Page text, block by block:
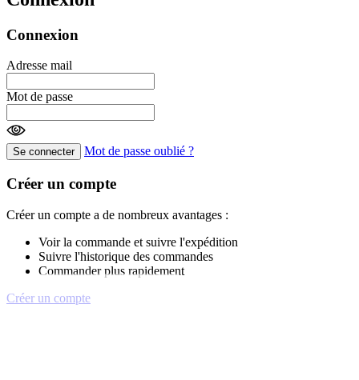
Connexion
Adresse mail
Mot de passe
Se connecter Mot de passe oublié ?
Créer un compte
Créer un compte a de nombreux avantages :
Voir la commande et suivre l'expédition
Suivre l'historique des commandes
Commander plus rapidement
Créer un compte